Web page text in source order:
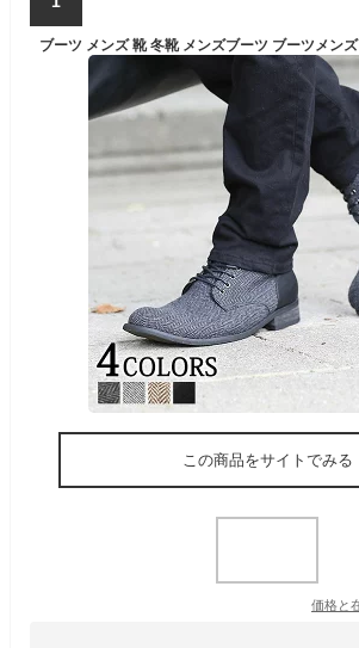
この商品をサイトでみる
価格と